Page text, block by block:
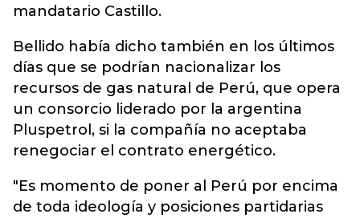
mandatario Castillo.
Bellido había dicho también en los últimos
días que se podrían nacionalizar los
recursos de gas natural de Perú, que opera
un consorcio liderado por la argentina
Pluspetrol, si la compañía no aceptaba
renegociar el contrato energético.
"Es momento de poner al Perú por encima
de toda ideología y posiciones partidarias